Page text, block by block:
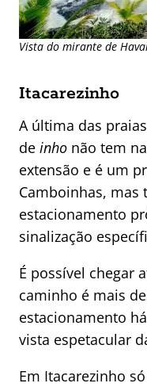
Vista do mirante de
Itacarezinho
A última das
de inho não tem
extensão e é um
Camboinhas, mas
estacionamento
sinalização
É possível chegar
caminho é mais
estacionamento
vista espetacular
Em Itacarezinho